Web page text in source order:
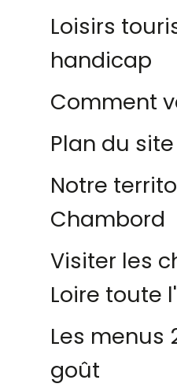
Loisirs
handicap
Comment
Plan du site
Notre
Chambord
Visiter les
Loire toute
Les menus
goût